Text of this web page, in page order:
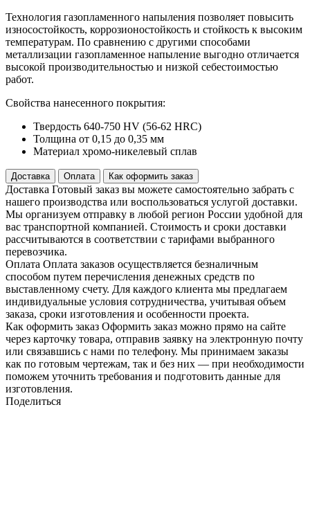
Технология газопламенного напыления позволяет повысить
износостойкость, коррозионостойкость и стойкость к высоким
температурам. По сравнению с другими способами
металлизации газопламенное напыление выгодно отличается
высокой производительностью и низкой себестоимостью
работ.
Свойства нанесенного покрытия:
Твердость 640-750 HV (56-62 HRC)
Толщина от 0,15 до 0,35 мм
Материал хромо-никелевый сплав
Доставка Оплата Как оформить заказ
Доставка Готовый заказ вы можете самостоятельно забрать с
нашего производства или воспользоваться услугой доставки.
Мы организуем отправку в любой регион России удобной для
вас транспортной компанией. Стоимость и сроки доставки
рассчитываются в соответствии с тарифами выбранного
перевозчика.
Оплата Оплата заказов осуществляется безналичным
способом путем перечисления денежных средств по
выставленному счету. Для каждого клиента мы предлагаем
индивидуальные условия сотрудничества, учитывая объем
заказа, сроки изготовления и особенности проекта.
Как оформить заказ Оформить заказ можно прямо на сайте
через карточку товара, отправив заявку на электронную почту
или связавшись с нами по телефону. Мы принимаем заказы
как по готовым чертежам, так и без них — при необходимости
поможем уточнить требования и подготовить данные для
изготовления.
Поделиться